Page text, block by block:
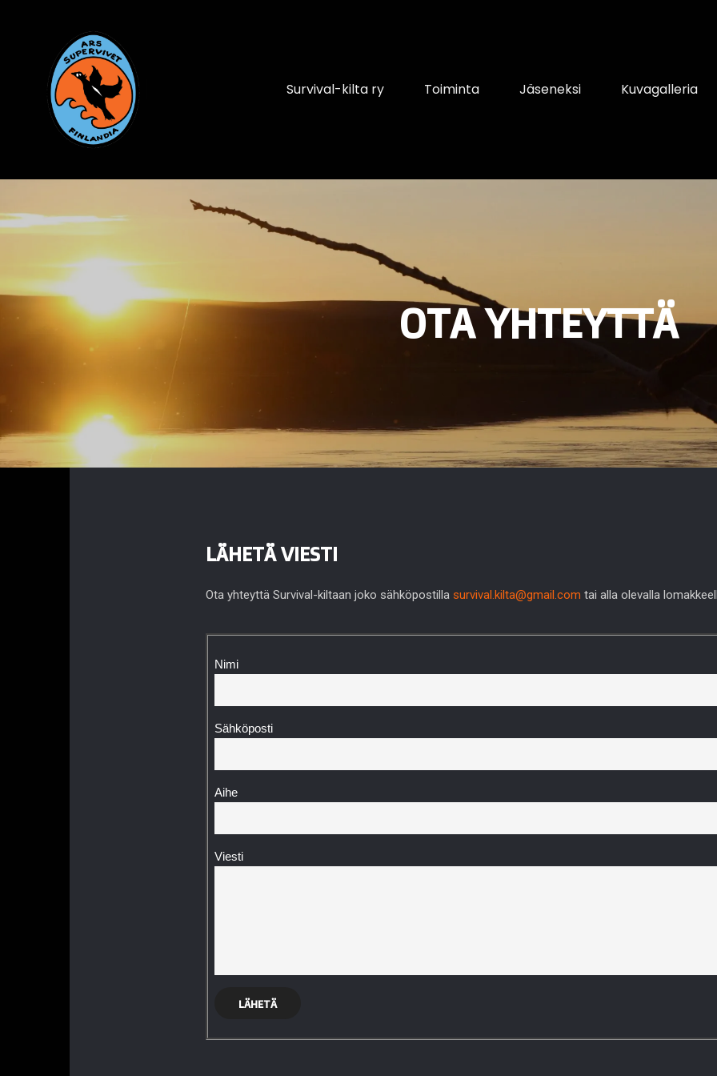
Survival-kilta ry Toiminta Jäseneksi Kuvagalleria
OTA YHTEYTTÄ
LÄHETÄ VIESTI
Ota yhteyttä Survival-kiltaan joko sähköpostilla survival.kilta@gmail.com tai alla olevalla
Nimi
Sähköposti
Aihe
Viesti